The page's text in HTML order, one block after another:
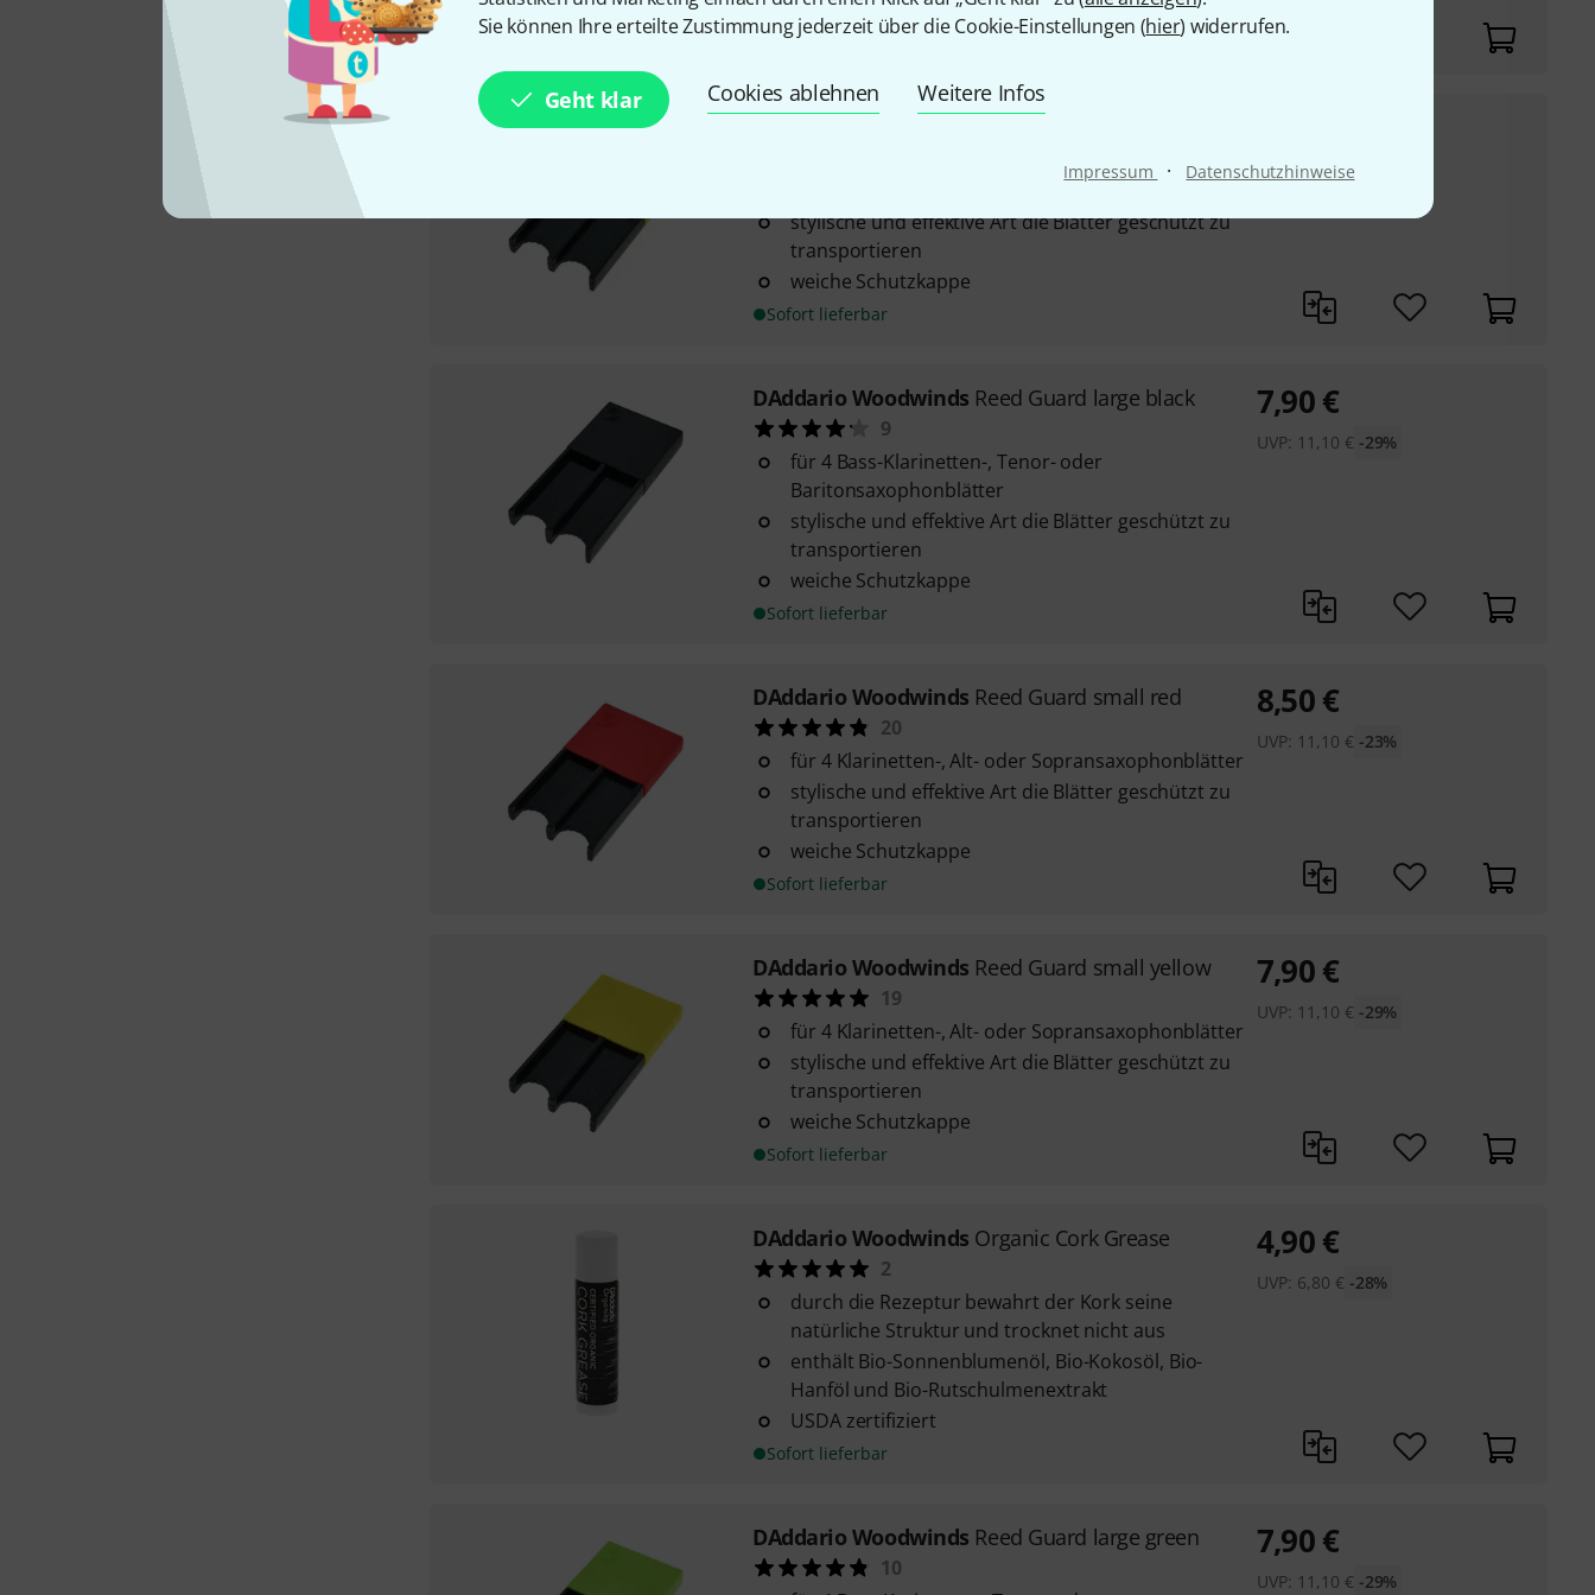
Sie können Ihre erteilte Zustimmung jederzeit über die Cookie-Einstellungen (hier) widerrufen.
Geht klar Cookies ablehnen Weitere Infos
Impressum · Datenschutzhinweise
weiche Schutzkappe
Sofort lieferbar
stylische und effektive Art die Blätter geschützt zu
transportieren
weiche Schutzkappe
Sofort lieferbar
UVP:11,10 €
DAddario Woodwinds Reed Guard large black
9
für 4 Bass-Klarinetten-, Tenor- oder
Baritonsaxophonblätter
stylische und effektive Art die Blätter geschützt zu
transportieren
weiche Schutzkappe
Sofort lieferbar
7,90€
UVP: 11,10 € -29%
DAddario Woodwinds Reed Guard small red
20
für 4 Klarinetten-, Alt- oder Sopransaxophonblätter
stylische und effektive Art die Blätter geschützt zu
transportieren
weiche Schutzkappe
Sofort lieferbar
8,50€
UVP: 11,10 € -23%
DAddario Woodwinds Reed Guard small yellow
19
für 4 Klarinetten-, Alt- oder Sopransaxophonblätter
stylische und effektive Art die Blätter geschützt zu
transportieren
weiche Schutzkappe
Sofort lieferbar
7,90€
UVP: 11,10 € -29%
DAddario Woodwinds Organic Cork Grease
2
durch die Rezeptur bewahrt der Kork seine
natürliche Struktur und trocknet nicht aus
enthält Bio-Sonnenblumenöl, Bio-Kokosöl, Bio-
Hanföl und Bio-Rutschulmenextrakt
USDA zertifiziert
Sofort lieferbar
4,90€
UVP: 6,80 € -28%
DAddario Woodwinds Reed Guard large green
10
7,90€
UVP: 11,10 € -29%